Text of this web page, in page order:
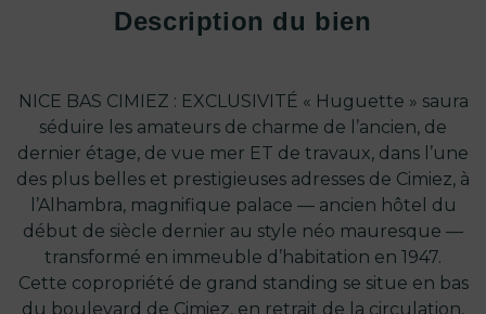
Description du bien
NICE BAS CIMIEZ : EXCLUSIVITÉ « Huguette » saura
séduire les amateurs de charme de l’ancien, de
dernier étage, de vue mer ET de travaux, dans l’une
des plus belles et prestigieuses adresses de Cimiez, à
l’Alhambra, magnifique palace — ancien hôtel du
début de siècle dernier au style néo mauresque —
transformé en immeuble d’habitation en 1947.
Cette copropriété de grand standing se situe en bas
du boulevard de Cimiez, en retrait de la circulation,